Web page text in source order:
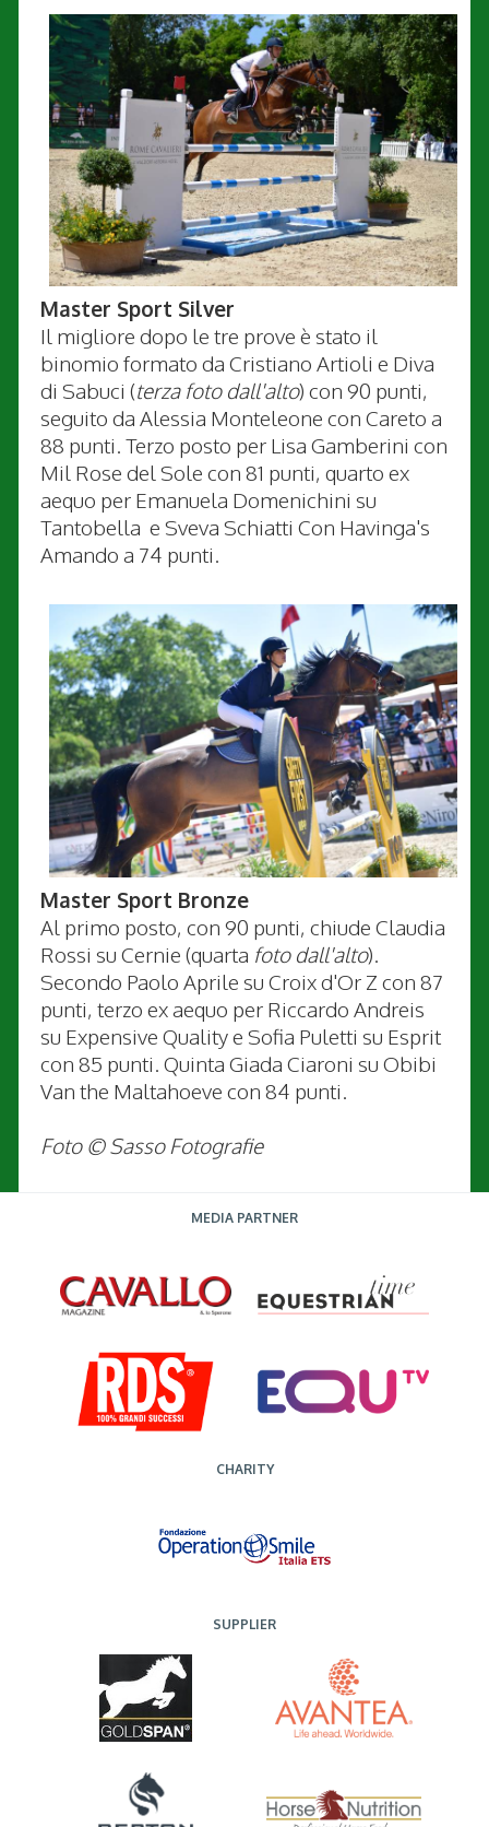
Master Sport Silver
Il migliore dopo le tre prove è stato il
binomio formato da Cristiano Artioli e Diva
di Sabuci (terza foto dall'alto) con 90 punti,
seguito da Alessia Monteleone con Careto a
88 punti. Terzo posto per Lisa Gamberini con
Mil Rose del Sole con 81 punti, quarto ex
aequo per Emanuela Domenichini su
Tantobella e Sveva Schiatti Con Havinga's
Amando a 74 punti.
Master Sport Bronze
Al primo posto, con 90 punti, chiude Claudia
Rossi su Cernie (quarta foto dall'alto).
Secondo Paolo Aprile su Croix d'Or Z con 87
punti, terzo ex aequo per Riccardo Andreis
su Expensive Quality e Sofia Puletti su Esprit
con 85 punti. Quinta Giada Ciaroni su Obibi
Van the Maltahoeve con 84 punti.
Foto © Sasso Fotografie
MEDIA PARTNER
CHARITY
SUPPLIER